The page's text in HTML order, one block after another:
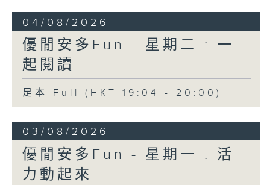
04/08/2026
優閒安多Fun - 星期二 : 一
起閱讀
足本 Full (HKT 19:04 - 20:00)
03/08/2026
優閒安多Fun - 星期一 : 活
力動起來